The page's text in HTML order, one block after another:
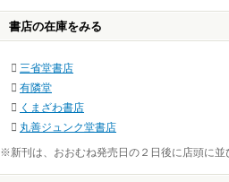
書店の在庫をみる
三省堂書店
有隣堂
くまざわ書店
丸善ジュンク堂書店
※新刊は、おおむね発売日の２日後に店頭に並